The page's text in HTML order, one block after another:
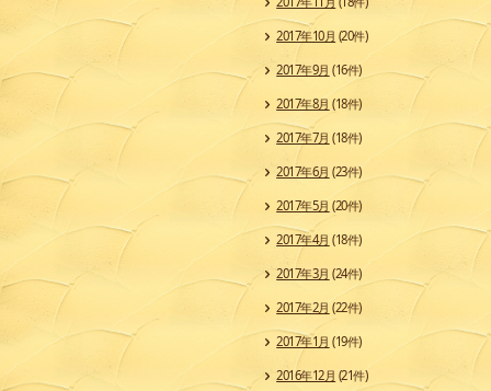
2017年10月 (20件)
2017年9月 (16件)
2017年8月 (18件)
2017年7月 (18件)
2017年6月 (23件)
2017年5月 (20件)
2017年4月 (18件)
2017年3月 (24件)
2017年2月(22件)
2017年1月 (19件)
2016年12月 (21件)